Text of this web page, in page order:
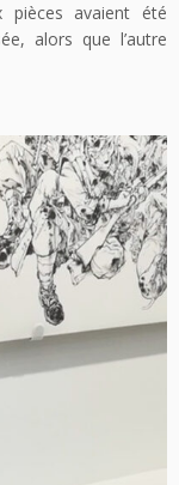
pièces avaient été
alors que l’autre